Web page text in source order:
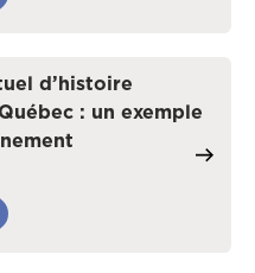
d’histoire
: un exemple